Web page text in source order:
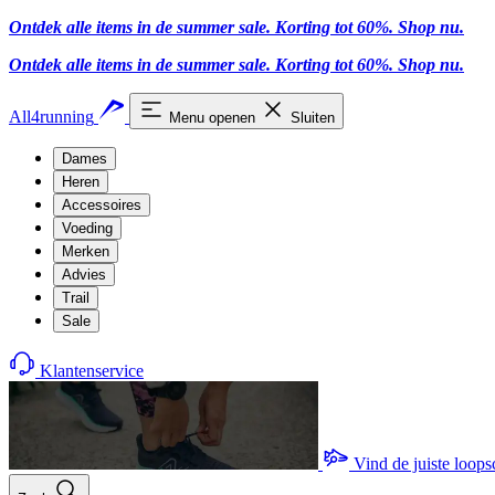
Ontdek alle items in de summer sale. Korting tot 60%. Shop nu.
Ontdek alle items in de summer sale. Korting tot 60%. Shop nu.
All4running Menu openen Sluiten
Dames
Heren
Accessoires
Voeding
Merken
Advies
Trail
Sale
Klantenservice
Vind de juiste